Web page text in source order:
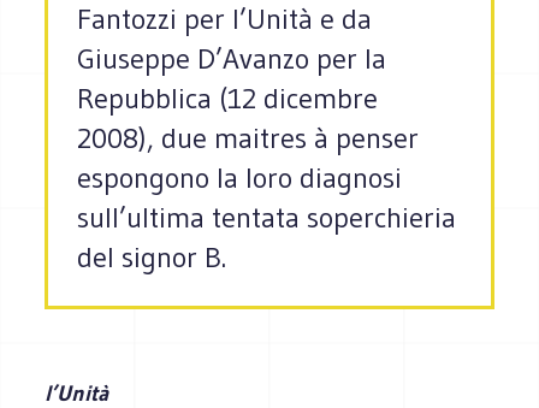
Fantozzi per l’Unità e da
Giuseppe D’Avanzo per la
Repubblica (12 dicembre
2008), due maitres à penser
espongono la loro diagnosi
sull’ultima tentata soperchieria
del signor B.
l’Unità